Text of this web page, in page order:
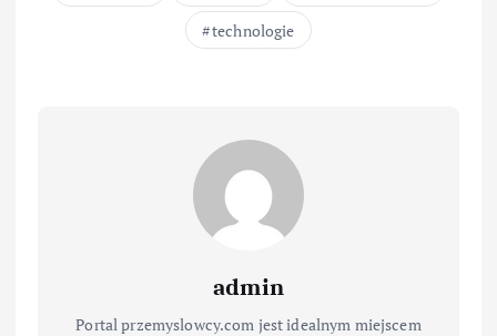
technologie
admin
Portal przemyslowcy.com jest idealnym miejscem